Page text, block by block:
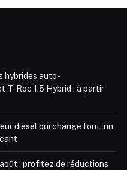
hybrides auto-
T-Roc 1.5 Hybrid : à partir
diesel qui change tout, un
: profitez de réductions